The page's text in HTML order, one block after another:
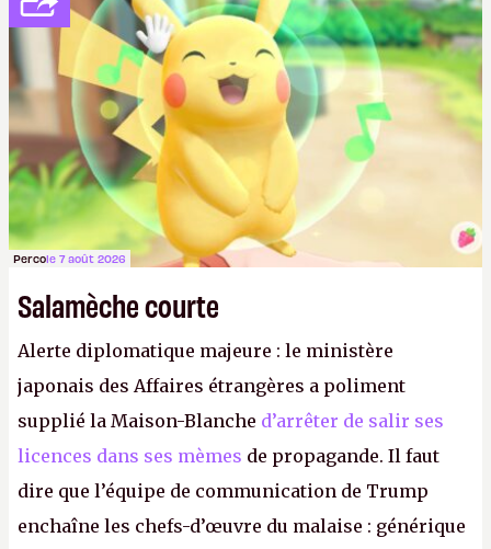
anciens. Il leur faudrait une bonne guerre des
consoles à ces petits cons !
Percole 7 août 2026
Salamèche courte
Alerte diplomatique majeure : le ministère
japonais des Affaires étrangères a poliment
supplié la Maison-Blanche d’arrêter de salir ses
licences dans ses mèmes de propagande. Il faut
dire que l’équipe de communication de Trump
enchaîne les chefs-d’œuvre du malaise : générique